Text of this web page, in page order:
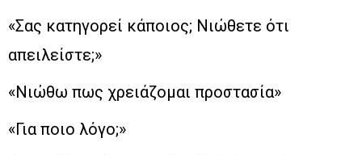
«Σας κατηγορεί κάποιος; Νιώθετε ότι
απειλείστε;»
«Νιώθω πως χρειάζομαι προστασία»
«Για ποιο λόγο;»